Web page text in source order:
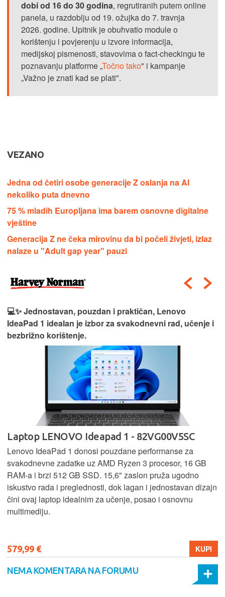
dobi od 16 do 30 godina, regrutiranih putem online
panela, u razdoblju od 19. ožujka do 7. travnja
2026. godine. Upitnik je obuhvatio module o
korištenju i povjerenju u izvore informacija,
medijskoj pismenosti, stavovima o fact-checkingu te
poznavanju platforme „Točno tako" i kampanje
„Važno je znati kad se plati".
VEZANO
Jedna od četiri osobe generacije Z oslanja na AI
nekoliko puta dnevno
75 % mladih Europljana ima barem osnovne digitalne
vještine
Generacija Z ne čeka mirovinu da bi počeli živjeti, izlaz
nalaze u "Adult gap year" pauzi
💻✨ Jednostavan, pouzdan i praktičan, Lenovo
IdeaPad 1 idealan je izbor za svakodnevni rad, učenje i
bezbrižno korištenje.
Laptop LENOVO Ideapad 1 - 82VG00V5SC
Lenovo IdeaPad 1 donosi pouzdane performanse za
svakodnevne zadatke uz AMD Ryzen 3 procesor, 16 GB
RAM-a i brzi 512 GB SSD. 15,6" zaslon pruža ugodno
iskustvo rada i preglednosti, dok lagan i jednostavan dizajn
čini ovaj laptop idealnim za učenje, posao i osnovnu
multimediju.
579,99 € KUPI
NEMA KOMENTARA NA FORUMU